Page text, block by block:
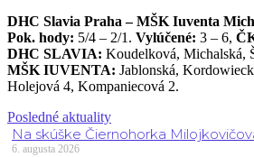
DHC Slavia Praha – MŠK Iuventa
Pok. hody: 5/4 – 2/1. Vylúčené: 3 – 6,
DHC SLAVIA: Koudelková, Michalská,
MŠK IUVENTA: Jablonská,
Holejová 4, Kompaniecová 2.
Posledné aktuality
Na skúške Čiernohorka
6. augusta 2026